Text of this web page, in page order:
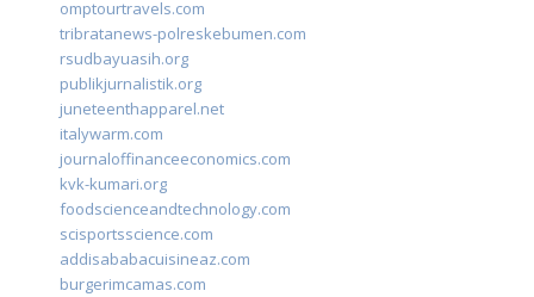
omptourtravels.com
tribratanews-polreskebumen.com
rsudbayuasih.org
publikjurnalistik.org
juneteenthapparel.net
italywarm.com
journaloffinanceeconomics.com
kvk-kumari.org
foodscienceandtechnology.com
scisportsscience.com
addisababacuisineaz.com
burgerimcamas.com